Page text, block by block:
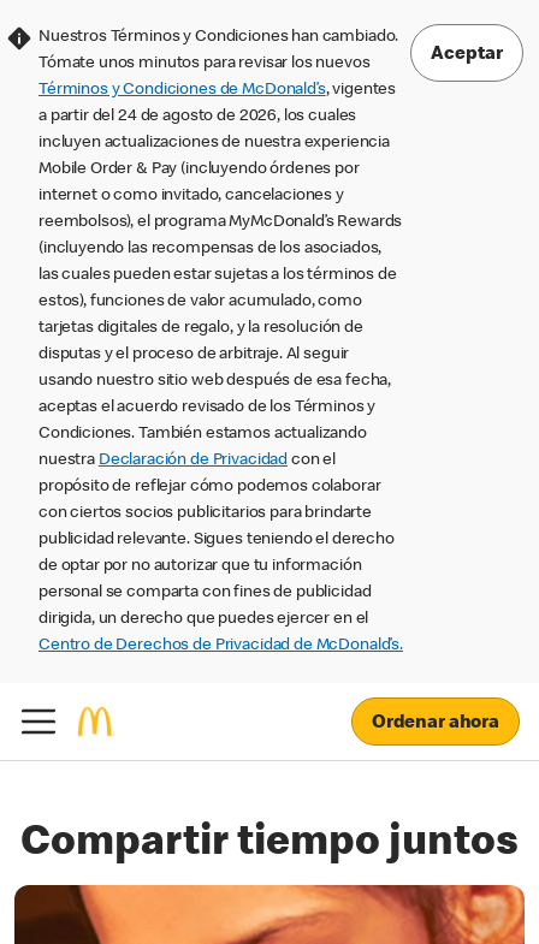
Nuestros Términos y Condiciones han cambiado.
Tómate unos minutos para revisar los nuevos
Términos y Condiciones de McDonald’s, vigentes
a partir del 24 de agosto de 2026, los cuales
incluyen actualizaciones de nuestra experiencia
Mobile Order & Pay (incluyendo órdenes por
internet o como invitado, cancelaciones y
reembolsos), el programa MyMcDonald’s Rewards
(incluyendo las recompensas de los asociados,
las cuales pueden estar sujetas a los términos de
estos), funciones de valor acumulado, como
tarjetas digitales de regalo, y la resolución de
disputas y el proceso de arbitraje. Al seguir
usando nuestro sitio web después de esa fecha,
aceptas el acuerdo revisado de los Términos y
Condiciones. También estamos actualizando
nuestra Declaración de Privacidad con el
propósito de reflejar cómo podemos colaborar
con ciertos socios publicitarios para brindarte
publicidad relevante. Sigues teniendo el derecho
de optar por no autorizar que tu información
personal se comparta con fines de publicidad
dirigida, un derecho que puedes ejercer en el
Centro de Derechos de Privacidad de McDonald’s.
Aceptar
Ordenar ahora
Compartir tiempo juntos